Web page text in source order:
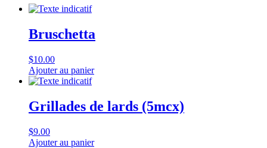
Bruschetta
$10.00
Ajouter au panier
Grillades de lards (5mcx)
$9.00
Ajouter au panier